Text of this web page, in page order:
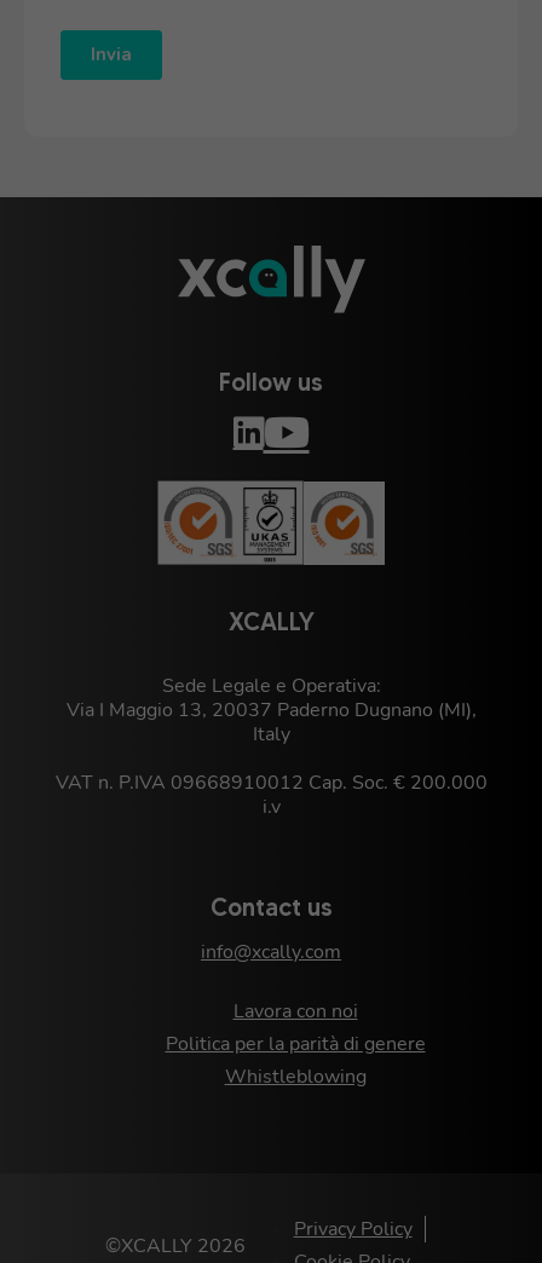
XCALLY
Sede Legale e Operativa:
Via I Maggio 13, 20037 Paderno Dugnano (MI),
Italy
VAT n. P.IVA 09668910012 Cap. Soc. € 200.000
i.v
Contact us
info@xcally.com
Lavora con noi
Politica per la parità di genere
Whistleblowing
Follow us
©XCALLY 2026
Privacy Policy